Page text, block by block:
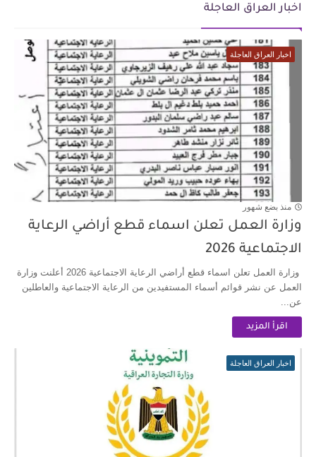
سعر مثقال الذهب اليوم عيار 21 في العراق 2026
اسماء تعيينات المحولين من الرعاية الاجتماعية الى وزارة التربية 2026
اخبار العراق العاجلة
اخبار العراق العاجلة
منذ بضع شهور
وزارة العمل تعلن اسماء قطع أراضي الرعاية
الاجتماعية 2026
وزارة العمل تعلن اسماء قطع أراضي الرعاية الاجتماعية 2026 أعلنت وزارة
العمل عن نشر قوائم أسماء المستفيدين من الرعاية الاجتماعية والعاطلين
عن...
اقرأ المزيد
اخبار العراق العاجلة